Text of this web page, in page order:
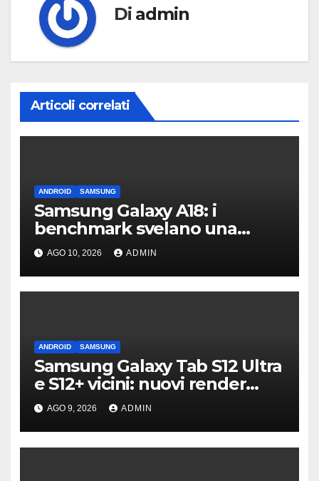
Di admin
Articoli correlati
ANDROID SAMSUNG
Samsung Galaxy A18: i
benchmark svelano una
scheda tecnica senza
sorprese
AGO 10, 2026 ADMIN
ANDROID SAMSUNG
Samsung Galaxy Tab S12 Ultra
e S12+ vicini: nuovi render
confermano il design
AGO 9, 2026 ADMIN